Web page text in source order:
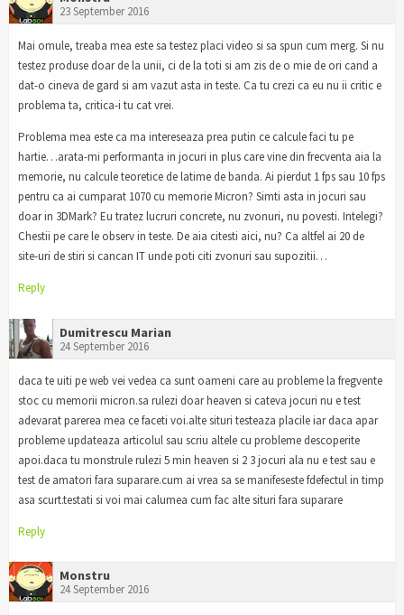
23 September 2016
Mai omule, treaba mea este sa testez placi video si sa spun cum merg. Si nu
testez produse doar de la unii, ci de la toti si am zis de o mie de ori cand a
dat-o cineva de gard si am vazut asta in teste. Ca tu crezi ca eu nu ii critic e
problema ta, critica-i tu cat vrei.
Problema mea este ca ma intereseaza prea putin ce calcule faci tu pe
hartie…arata-mi performanta in jocuri in plus care vine din frecventa aia la
memorie, nu calcule teoretice de latime de banda. Ai pierdut 1 fps sau 10 fps
pentru ca ai cumparat 1070 cu memorie Micron? Simti asta in jocuri sau
doar in 3DMark? Eu tratez lucruri concrete, nu zvonuri, nu povesti. Intelegi?
Chestii pe care le observ in teste. De aia citesti aici, nu? Ca altfel ai 20 de
site-uri de stiri si cancan IT unde poti citi zvonuri sau supozitii…
Reply
Dumitrescu Marian
24 September 2016
daca te uiti pe web vei vedea ca sunt oameni care au probleme la fregvente
stoc cu memorii micron.sa rulezi doar heaven si cateva jocuri nu e test
adevarat parerea mea ce faceti voi.alte situri testeaza placile iar daca apar
probleme updateaza articolul sau scriu altele cu probleme descoperite
apoi.daca tu monstrule rulezi 5 min heaven si 2 3 jocuri ala nu e test sau e
test de amatori fara suparare.cum ai vrea sa se manifeseste fdefectul in timp
asa scurt.testati si voi mai calumea cum fac alte situri fara suparare
Reply
Monstru
24 September 2016